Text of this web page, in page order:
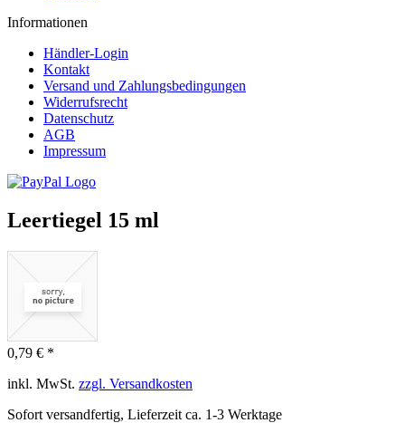
Informationen
Händler-Login
Kontakt
Versand und Zahlungsbedingungen
Widerrufsrecht
Datenschutz
AGB
Impressum
Leertiegel 15 ml
0,79 € *
inkl. MwSt. zzgl. Versandkosten
Sofort versandfertig, Lieferzeit ca. 1-3 Werktage